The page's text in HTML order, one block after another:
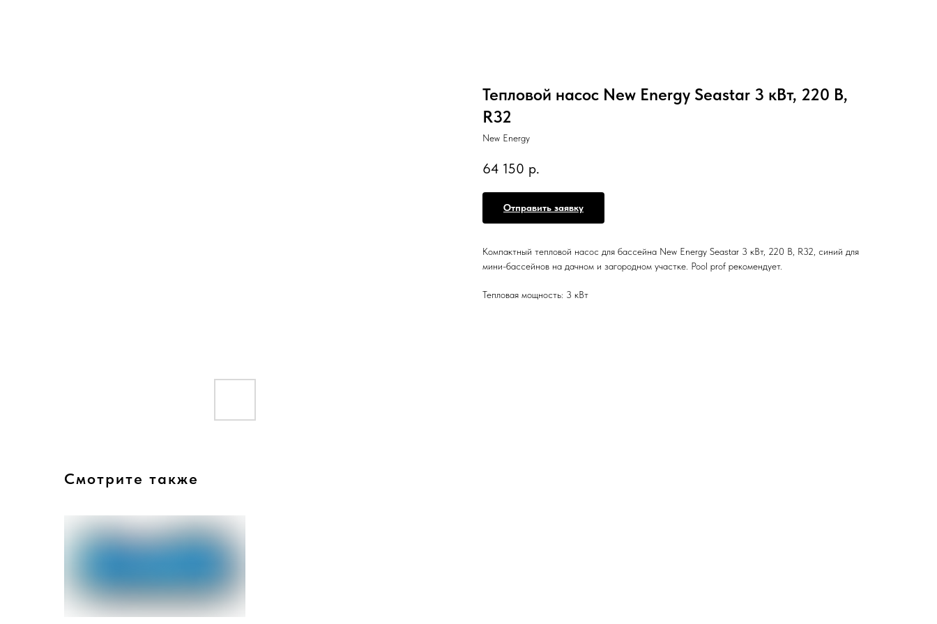
Тепловой насос New Energy Seastar 3 кВт, 220 В,
R32
New Energy
64 150 р.
Отправить заявку
Компактный тепловой насос для бассейна New Energy Seastar 3 кВт, 220 В, R32, синий для
мини-бассейнов на дачном и загородном участке. Pool prof рекомендует.
Тепловая мощность: 3 кВт
Смотрите также